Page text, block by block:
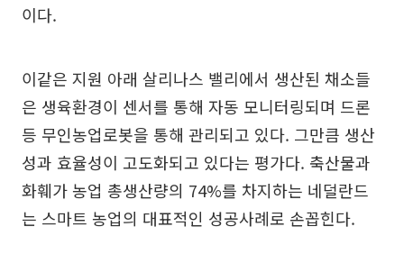
이다.
이같은 지원 아래 살리나스 밸리에서 생산된 채소들
은 생육환경이 센서를 통해 자동 모니터링되며 드론
등 무인농업로봇을 통해 관리되고 있다. 그만큼 생산
성과 효율성이 고도화되고 있다는 평가다. 축산물과
화훼가 농업 총생산량의 74%를 차지하는 네덜란드
는 스마트 농업의 대표적인 성공사례로 손꼽힌다.